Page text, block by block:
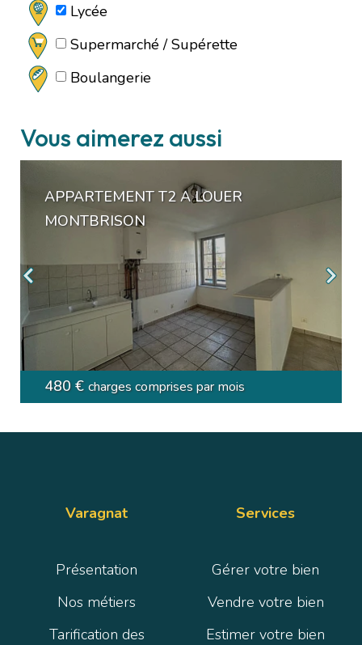
Lycée
Supermarché / Supérette
Boulangerie
Vous aimerez aussi
APPARTEMENT T2 A LOUER
MONTBRISON
480 € charges comprises par mois
Varagnat
Présentation
Nos métiers
Tarification des
Services
Gérer votre bien
Vendre votre bien
Estimer votre bien